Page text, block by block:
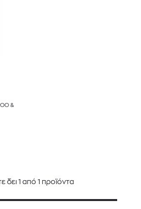
&
δει 1 από 1 προϊόντα